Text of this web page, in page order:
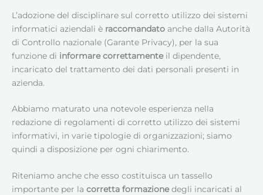
L’adozione del disciplinare sul corretto utilizzo dei sistemi
informatici aziendali è raccomandato anche dalla Autorità
di Controllo nazionale (Garante Privacy), per la sua
funzione di informare correttamenteil dipendente,
incaricato del trattamento dei dati personali presenti in
azienda.
Abbiamo maturato una notevole esperienza nella
redazione di regolamenti di corretto utilizzo dei sistemi
informativi, in varie tipologie di organizzazioni; siamo
quindi a disposizione per ogni chiarimento.
Riteniamo anche che esso costituisca un tassello
importante per la corretta formazionedegli incaricati al